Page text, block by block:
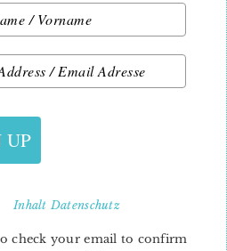
UP
InhaltDatenschutz
check your email to confirm